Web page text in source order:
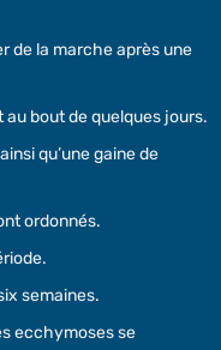
de la marche après une
bout de quelques jours.
qu’une gaine de
ordonnés.
semaines.
ecchymoses se